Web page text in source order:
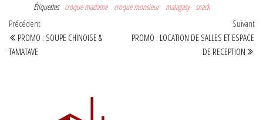
Étiquettes croque madame croque monsieur malagasy snack
Navigation
de
Article
précédent
Précédent
PROMO : SOUPE CHINOISE &
TAMATAVE
Suivant
PROMO : LOCATION DE SALLES ET ESPACE
DE RECEPTION